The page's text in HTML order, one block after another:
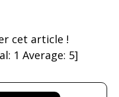
cet article !
1 Average: 5]